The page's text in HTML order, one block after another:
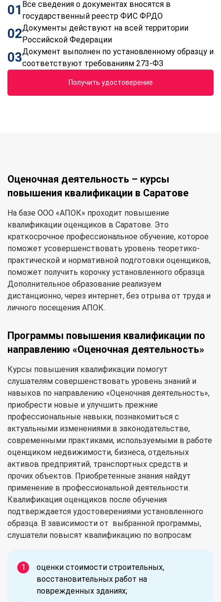
01 Все сведения о документах вносятся в
государственный реестр ФИС ФРДО
02Документы действуют на всей территории
Российской Федерации
03Документ выполнен по установленному образцу и
соответствуют требованиям 273-ФЗ
Получить удостоверение
Оценочная деятельность – курсы
повышения квалификации в Саратове
На базе ООО «АПОК» проходит повышение
квалификации оценщиков в Саратове. Это
краткосрочное профессиональное обучение, которое
поможет усовершенствовать уровень теоретико-
практической и нормативной подготовки оценщиков,
поможет получить корочку установленного образца.
Дополнительное образование реализуем
дистанционно, через интернет, без отрыва от труда и
личного посещения АПОК.
Программы повышения квалификации по
направлению «Оценочная деятельность»
Курсы повышения квалификации помогут
слушателям совершенствовать уровень знаний и
навыков по направлению «Оценочная деятельность»,
приобрести новые и улучшить прежние
профессиональные навыки, познакомиться с
актуальными изменениями в законодательстве,
современными практиками, используемыми в работе
оценщиком недвижимости, бизнеса, отдельных
активов предприятий, транспортных средств и
прочих объектов. Приобретенные знания найдут
применение в профессиональной деятельности.
Квалификация оценщиков после обучения
подтверждается удостоверениями установленного
образца. В зависимости от выбранной программы,
слушатели повысят квалификацию по вопросам:
оценки стоимости строительных,
восстановительных работ на
поврежденных зданиях;